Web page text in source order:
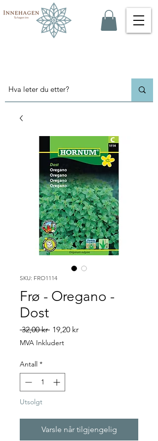
SKU: FRO1114
Frø - Oregano -
Dost
32,00 kr Vanlig
pris
19,20 krSalgspris
MVA Inkludert
Antall *
Utsolgt
Varsle når tilgjengelig